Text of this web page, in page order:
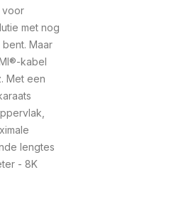
voor
met nog
Maar
kabel
Met een
lengtes
- 8K